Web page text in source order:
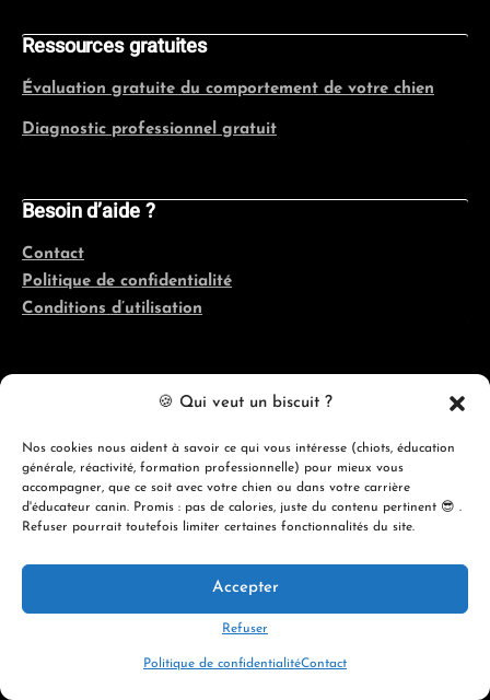
🍪 Qui veut un biscuit ?
Nos cookies nous aident à savoir ce qui vous intéresse (chiots, éducation
générale, réactivité, formation professionnelle) pour mieux vous
accompagner, que ce soit avec votre chien ou dans votre carrière
d'éducateur canin. Promis : pas de calories, juste du contenu pertinent 😎 .
Refuser pourrait toutefois limiter certaines fonctionnalités du site.
Accepter
Refuser
Politique de confidentialitéContact
Ressources gratuites
Évaluation gratuite du comportement de votre chien
Diagnostic professionnel gratuit
Besoin d’aide ?
Contact
Politique de confidentialité
Conditions d’utilisation
info@evolutioncanine.ca
© 2026 ÉVOLUTION CANINE ACADÉMIE